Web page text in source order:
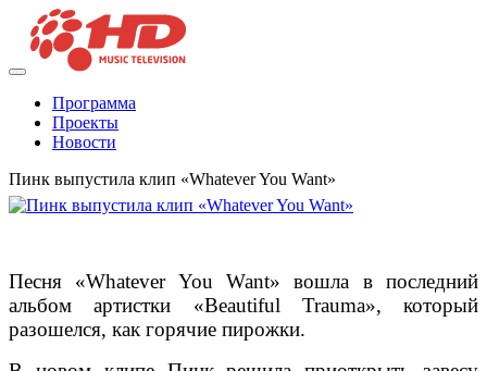
Программа
Проекты
Новости
Пинк выпустила клип «Whatever You Want»
Песня «Whatever You Want» вошла в последний
альбом артистки «Beautiful Trauma», который
разошелся, как горячие пирожки.